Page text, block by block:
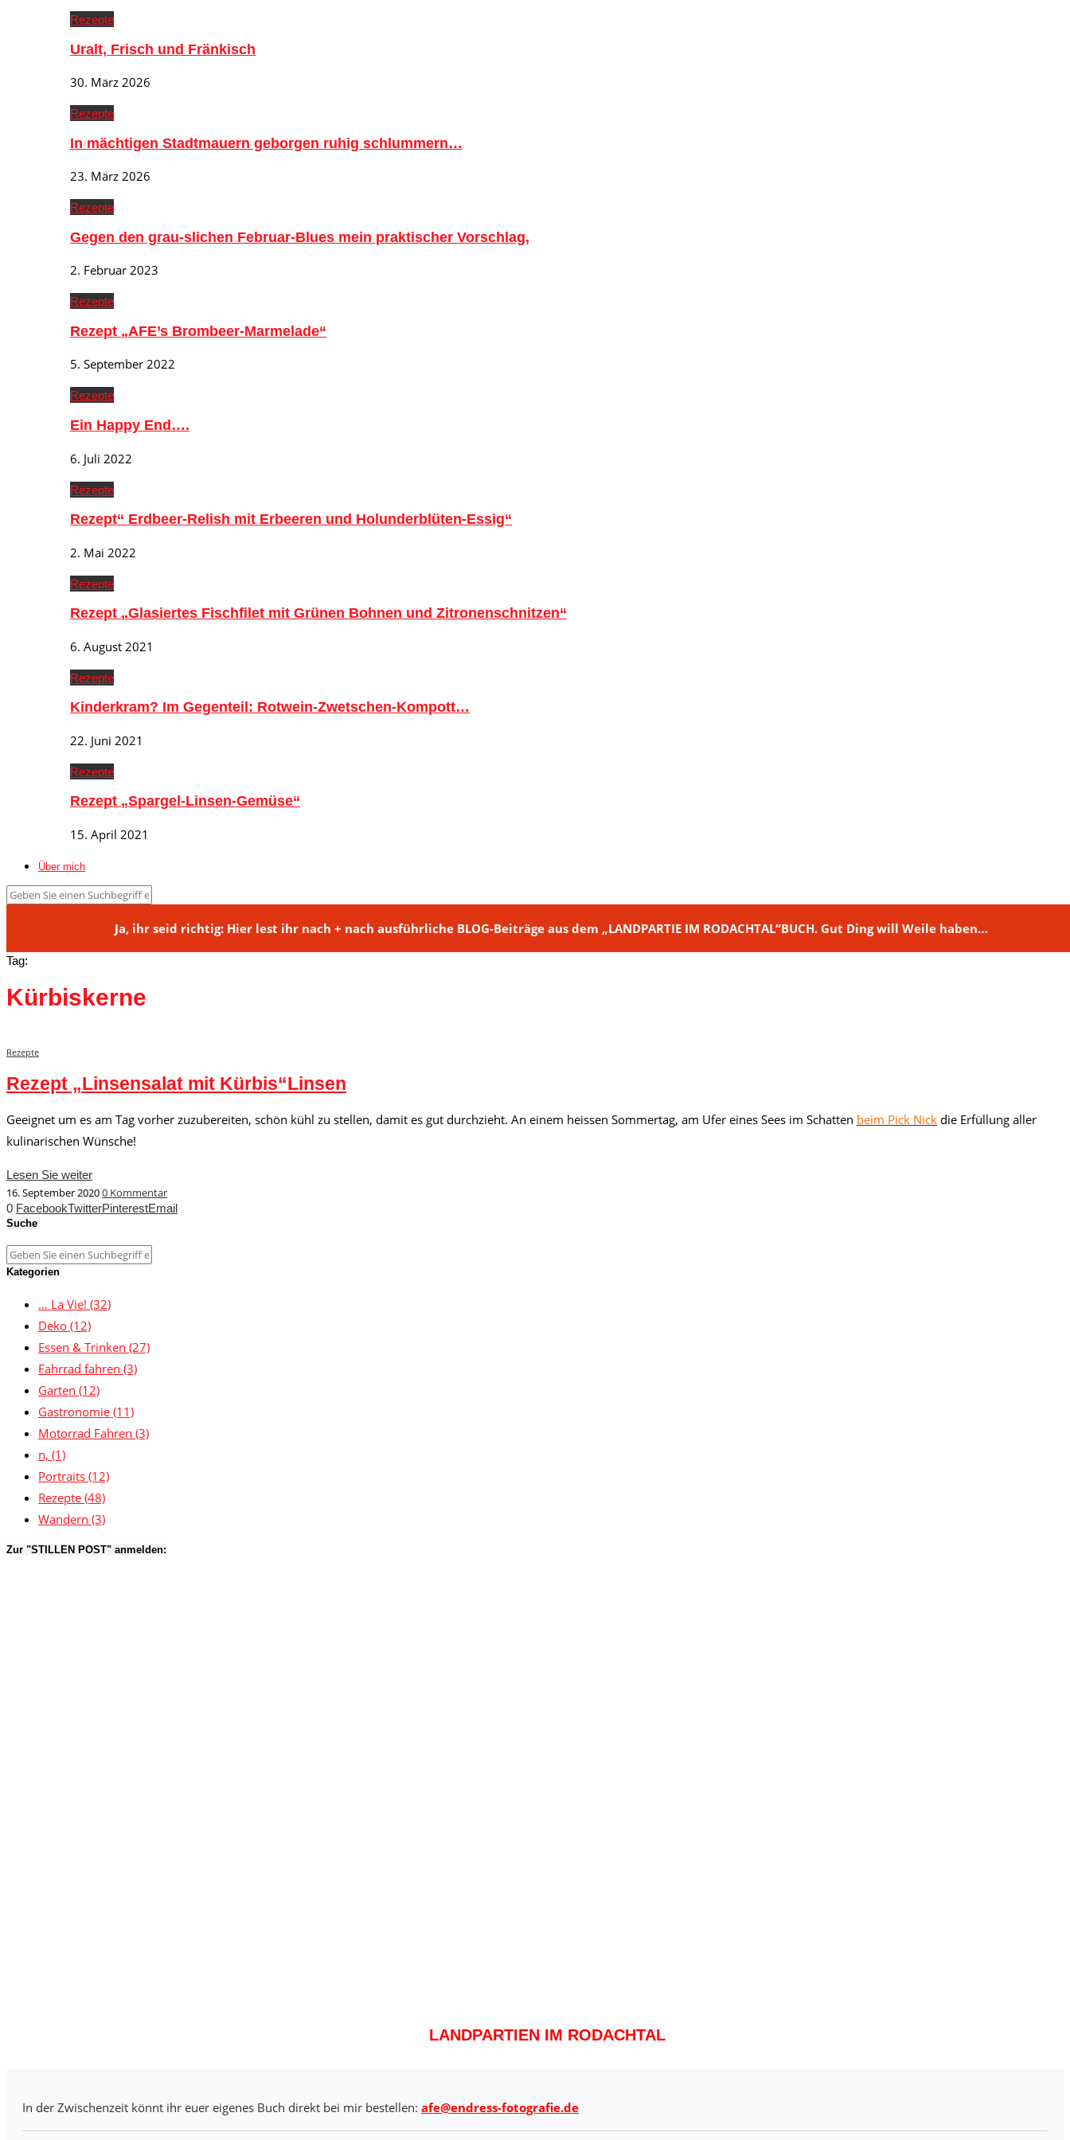
Rezepte
Uralt, Frisch und Fränkisch
30. März 2026
Rezepte
In mächtigen Stadtmauern geborgen ruhig schlummern…
23. März 2026
Rezepte
Gegen den grau-slichen Februar-Blues mein praktischer Vorschlag,
2. Februar 2023
Rezepte
Rezept „AFE’s Brombeer-Marmelade“
5. September 2022
Rezepte
Ein Happy End….
6. Juli 2022
Rezepte
Rezept“ Erdbeer-Relish mit Erbeeren und Holunderblüten-Essig“
2. Mai 2022
Rezepte
Rezept „Glasiertes Fischfilet mit Grünen Bohnen und Zitronenschnitzen“
6. August 2021
Rezepte
Kinderkram? Im Gegenteil: Rotwein-Zwetschen-Kompott…
22. Juni 2021
Rezepte
Rezept „Spargel-Linsen-Gemüse“
15. April 2021
Über mich
Ja, ihr seid richtig: Hier lest ihr nach + nach ausführliche BLOG-Beiträge aus dem „LANDPARTIE IM RODACHTAL“BUCH. Gut Ding will Weile haben…
Tag:
Kürbiskerne
Rezepte
Rezept „Linsensalat mit Kürbis“Linsen
Geeignet um es am Tag vorher zuzubereiten, schön kühl zu stellen, damit es gut durchzieht. An einem heissen Sommertag, am Ufer eines Sees im Schatten beim Pick Nick die Erfüllung aller
kulinarischen Wünsche!
Lesen Sie weiter
16. September 20200 Kommentar
0 FacebookTwitterPinterestEmail
Suche
Kategorien
… La Vie! (32)
Deko (12)
Essen & Trinken (27)
Fahrrad fahren (3)
Garten (12)
Gastronomie (11)
Motorrad Fahren (3)
n, (1)
Portraits (12)
Rezepte (48)
Wandern (3)
Zur "STILLEN POST" anmelden:
LANDPARTIEN IM RODACHTAL
In der Zwischenzeit könnt ihr euer eigenes Buch direkt bei mir bestellen: afe@endress-fotografie.de